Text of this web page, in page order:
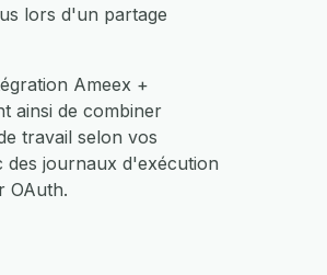
lors d'un partage
Ameex +
ainsi de combiner
travail selon vos
des journaux d'exécution
OAuth.